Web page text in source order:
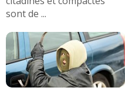
sont de ...